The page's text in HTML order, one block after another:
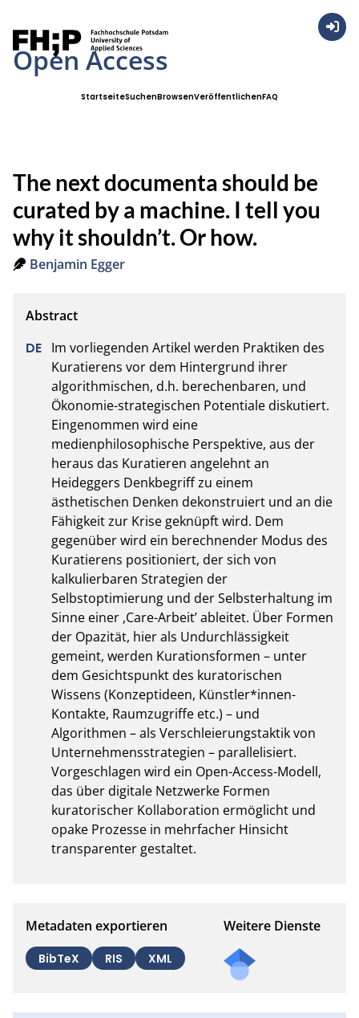
Open Access
StartseiteSuchenBrowsenVeröffentlichenFAQ
The next documenta should be
curated by a machine. I tell you
why it shouldn’t. Or how.
Benjamin Egger
Im vorliegenden Artikel werden Praktiken des
Kuratierens vor dem Hintergrund ihrer
algorithmischen, d.h. berechenbaren, und
Ökonomie-strategischen Potentiale diskutiert.
Eingenommen wird eine
medienphilosophische Perspektive, aus der
heraus das Kuratieren angelehnt an
Heideggers Denkbegriff zu einem
ästhetischen Denken dekonstruiert und an die
Fähigkeit zur Krise geknüpft wird. Dem
gegenüber wird ein berechnender Modus des
Kuratierens positioniert, der sich von
kalkulierbaren Strategien der
Selbstoptimierung und der Selbsterhaltung im
Sinne einer ,Care-Arbeit’ ableitet. Über Formen
der Opazität, hier als Undurchlässigkeit
gemeint, werden Kurationsformen – unter
dem Gesichtspunkt des kuratorischen
Wissens (Konzeptideen, Künstler*innen-
Kontakte, Raumzugriffe etc.) – und
Algorithmen – als Verschleierungstaktik von
Unternehmensstrategien – parallelisiert.
Vorgeschlagen wird ein Open-Access-Modell,
das über digitale Netzwerke Formen
kuratorischer Kollaboration ermöglicht und
opake Prozesse in mehrfacher Hinsicht
transparenter gestaltet.
Metadaten exportieren
BibTeX RIS XML
Weitere Dienste